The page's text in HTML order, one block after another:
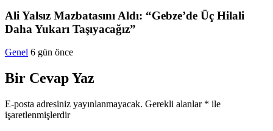
Ali Yalsız Mazbatasını Aldı: “Gebze’de Üç Hilali
Daha Yukarı Taşıyacağız”
Genel 6 gün önce
Bir Cevap Yaz
E-posta adresiniz yayınlanmayacak. Gerekli alanlar * ile
işaretlenmişlerdir